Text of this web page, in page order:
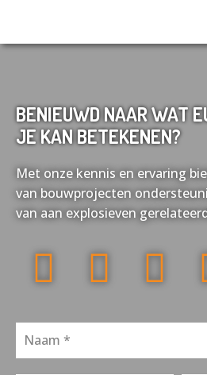
BENIEUWD NAAR WAT
JE KAN BETEKENEN?
Met onze kennis en ervaring
van bouwprojecten
van aan explosieven